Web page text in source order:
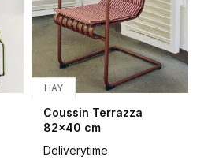
HAY
Coussin Terrazza
82x40 cm
Deliverytime